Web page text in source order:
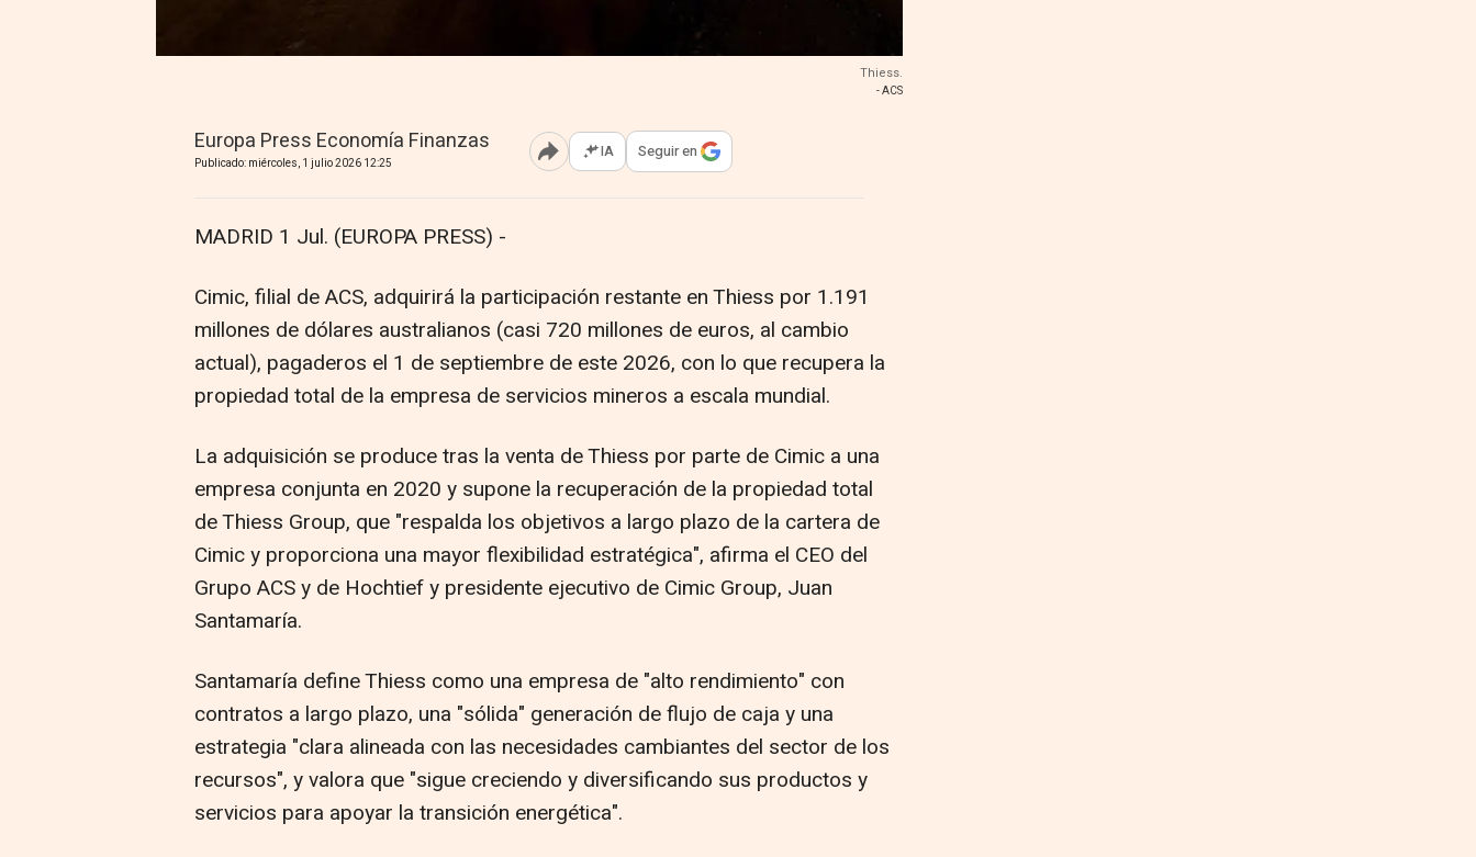
Thiess.
- ACS
Europa Press Economía Finanzas
Publicado: miércoles, 1 julio 2026 12:25 Abrir opciones para compartir
IA Seguir en
MADRID 1 Jul. (EUROPA PRESS) -
Cimic, filial de ACS, adquirirá la participación restante en Thiess por 1.191
millones de dólares australianos (casi 720 millones de euros, al cambio
actual), pagaderos el 1 de septiembre de este 2026, con lo que recupera la
propiedad total de la empresa de servicios mineros a escala mundial.
La adquisición se produce tras la venta de Thiess por parte de Cimic a una
empresa conjunta en 2020 y supone la recuperación de la propiedad total
de Thiess Group, que "respalda los objetivos a largo plazo de la cartera de
Cimic y proporciona una mayor flexibilidad estratégica", afirma el CEO del
Grupo ACS y de Hochtief y presidente ejecutivo de Cimic Group, Juan
Santamaría.
Santamaría define Thiess como una empresa de "alto rendimiento" con
contratos a largo plazo, una "sólida" generación de flujo de caja y una
estrategia "clara alineada con las necesidades cambiantes del sector de los
recursos", y valora que "sigue creciendo y diversificando sus productos y
servicios para apoyar la transición energética".